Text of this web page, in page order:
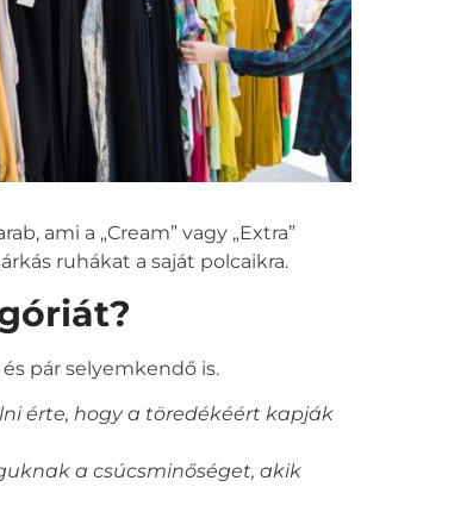
ami a „Cream” vagy „Extra”
ruhákat a saját polcaikra.
pár selyemkendő is.
érte, hogy a töredékéért kapják
a csúcsminőséget, akik